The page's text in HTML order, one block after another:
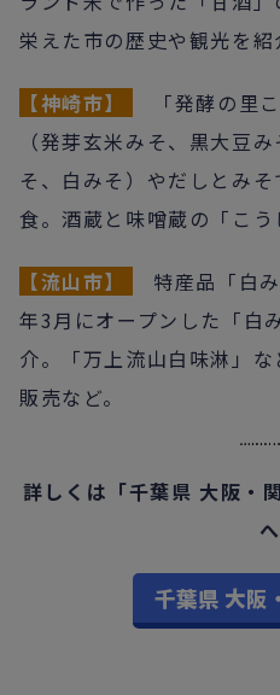
栄えた市の歴史や観光を紹
【神崎市】
「発酵の里
（発芽玄米みそ、黒大豆
そ、白みそ）やだしとみ
食。酒蔵と味噌蔵の「こう
【流山市】
特産品「白
年3月にオープンした「白
介。「万上流山白味淋」
販売など。
詳しくは「千葉県 大阪・
へ
千葉県 大阪